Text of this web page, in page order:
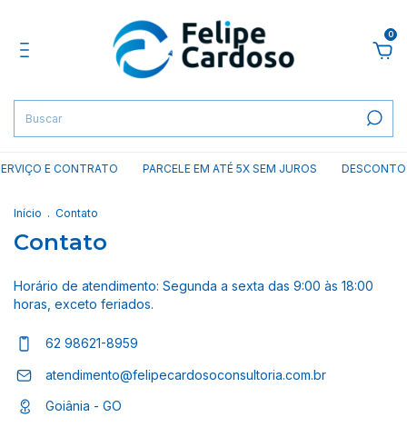
0
E CONTRATO PARCELE EM ATÉ 5X SEM JUROS DESCONTO
Início . Contato
Contato
Horário de atendimento: Segunda a sexta das 9:00 às 18:00
horas, exceto feriados.
62 98621-8959
atendimento@felipecardosoconsultoria.com.br
Goiânia - GO